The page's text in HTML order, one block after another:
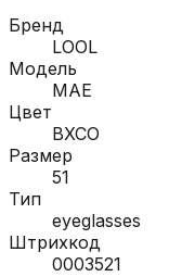
Бренд
LOOL
Модель
MAE
Цвет
BXCO
Размер
51
Тип
eyeglasses
Штрихкод
0003521